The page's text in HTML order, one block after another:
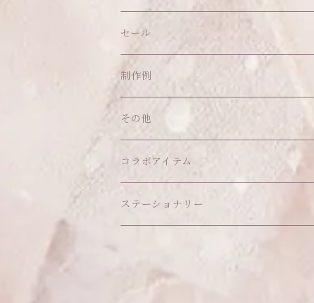
ピアス
バッグ
ショルダーバッグ
お散歩バッグ
ポシェット
ポーチ
コインケース
カードケース
キーホルダー
その他
その他
クッション・座布団
ハンガー
マット
アクセサリー
ヘッドドレス Sサイズ
ヘッドドレス Mサイズ
セット品
アウトフィット
その他
セール
制作例
その他
あこがれシリーズ
福音シリーズ
コラボアイテム
はるぽんの愛のつづき♡はるぽん生誕祭
ステーショナリー